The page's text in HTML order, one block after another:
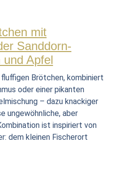
mit
Sanddorn-
und Apfel
Brötchen, kombiniert
oder einer pikanten
– dazu knackiger
ungewöhnliche, aber
ist inspiriert von
dem kleinen Fischerort